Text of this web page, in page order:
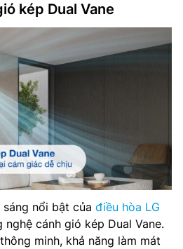
kép Dual Vane
nổi bật của điều hòa LG
nghệ cánh gió kép Dual Vane.
minh, khả năng làm mát